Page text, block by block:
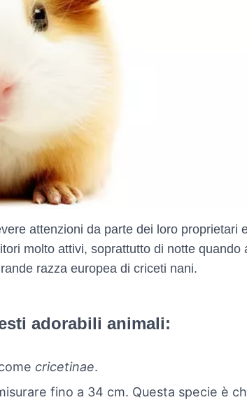
attenzioni da parte dei loro proprietari
molto attivi, soprattutto di notte quando
razza europea di criceti nani.
adorabili animali:
cricetinae.
fino a 34 cm. Questa specie è